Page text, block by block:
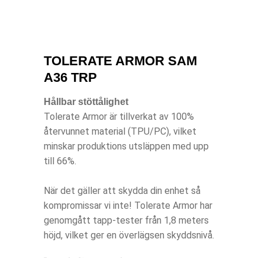
TOLERATE ARMOR SAM
A36 TRP
Hållbar stöttålighet
Tolerate Armor är tillverkat av 100%
återvunnet material (TPU/PC), vilket
minskar produktions utsläppen med upp
till 66%.
När det gäller att skydda din enhet så
kompromissar vi inte! Tolerate Armor har
genomgått tapp-tester från 1,8 meters
höjd, vilket ger en överlägsen skyddsnivå.